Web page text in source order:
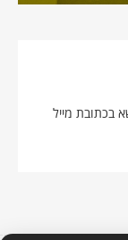
בכתובת מייל